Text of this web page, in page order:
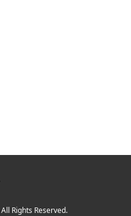
All Rights Reserved.